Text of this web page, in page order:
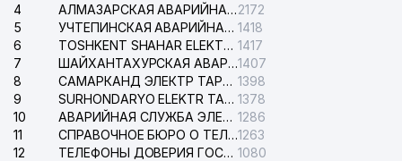
4
АЛМАЗАРСКАЯ АВАРИЙНАЯ СЛУЖБА ЭЛЕКТРОСЕТИ2172
5
УЧТЕПИНСКАЯ АВАРИЙНАЯ СЛУЖБА ЭЛЕКТРОСЕТИ 1418
6
TOSHKENT SHAHAR ELEKTR TARMOQLARI KORXONASI АО 1417
7
ШАЙХАНТАХУРСКАЯ АВАРИЙНАЯ СЛУЖБА ЭЛЕКТРОСЕТИ1407
8
САМАРКАНД ЭЛЕКТР ТАРМОКЛАРИ АО 1398
9
SURHONDARYO ELEKTR TARMOKLARI АО 1378
10
АВАРИЙНАЯ СЛУЖБА ЭЛЕКТРОСЕТИ ТАШКЕНТСКОГО РАЙОНА 1286
11
СПРАВОЧНОЕ БЮРО О ТЕЛЕФОНАХ ОРГАНИЗАЦИЙ г. ТАШКЕНТА1263
12
ТЕЛЕФОНЫ ДОВЕРИЯ ГОСУДАРСТВЕННОГО ЦЕНТРА ТЕСТИРОВАНИЯ 1080